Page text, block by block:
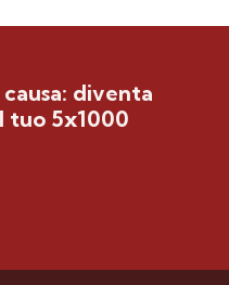
diventa
tuo 5x1000